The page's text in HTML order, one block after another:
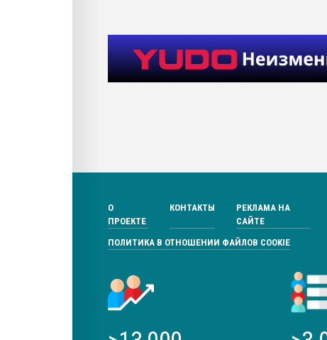
О
ПРОЕКТЕ
КОНТАКТЫ
РЕКЛАМА НА
САЙТЕ
ПОЛИТИКА В ОТНОШЕНИИ ФАЙЛОВ COOKIE